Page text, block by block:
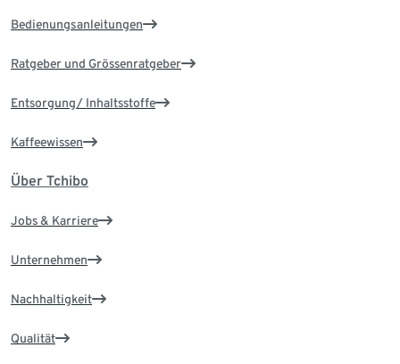
Bedienungsanleitungen
Ratgeber und Grössenratgeber
Entsorgung/ Inhaltsstoffe
Kaffeewissen
Über Tchibo
Jobs & Karriere
Unternehmen
Nachhaltigkeit
Qualität